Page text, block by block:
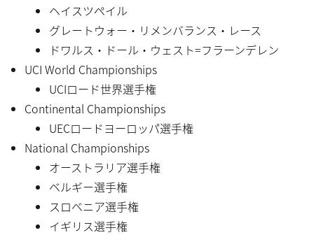
ヘイスツペイル
グレートウォー・リメンバランス・レース
ドワルス・ドール・ウェスト=フラーンデレン
UCI World Championships
UCIロード世界選手権
Continental Championships
UECロードヨーロッパ選手権
National Championships
オーストラリア選手権
ベルギー選手権
スロベニア選手権
イギリス選手権